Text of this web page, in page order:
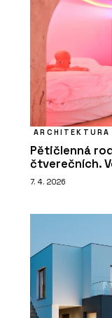
ARCHITEKTURA
Pětičlenná
čtverečních.
7. 4. 2026